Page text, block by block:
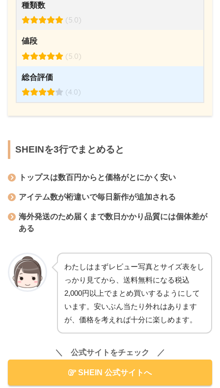
種類数
(5.0)
値段
(5.0)
総合評価
(4.0)
SHEINを3行でまとめると
トップスは数百円からと価格がとにかく安い
アイテム数が桁違いで毎日新作が追加される
海外発送のため届くまで数日かかり品質には個体差が
ある
わたしはまずレビュー写真とサイズ表をし
っかり見てから、送料無料になる税込
2,000円以上でまとめ買いするようにして
います。安いぶん当たり外れはあります
が、価格を考えれば十分に楽しめます。
＼ 公式サイトをチェック ／
SHEIN 公式サイトへ